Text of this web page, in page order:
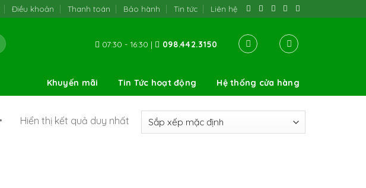
Điều khoản Thanh toán Bảo hành Tin tức Liên hệ
07:30 - 16:30 | 098.442.3150
Khuyến mãi Tin Tức hoạt động Hệ thống cửa hàng
Hiển thị kết quả duy nhất